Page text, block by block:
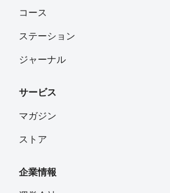
コース
ステーション
ジャーナル
サービス
マガジン
ストア
企業情報